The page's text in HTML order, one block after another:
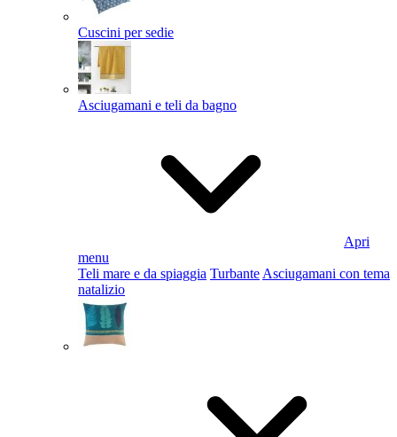
Cuscini per sedie
Asciugamani e teli da bagno
Apri
menu
Teli mare e da spiaggia Turbante Asciugamani con tema
natalizio